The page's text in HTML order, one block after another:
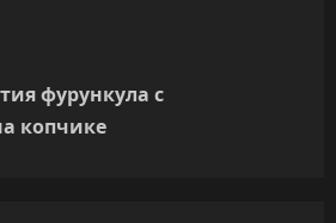
фурункула с
копчике